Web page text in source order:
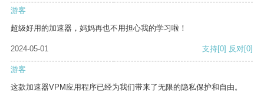
游客
超级好用的加速器，妈妈再也不用担心我的学习啦！
2024-05-01 支持[0] 反对[0]
游客
这款加速器VPM应用程序已经为我们带来了无限的隐私保护和自由。